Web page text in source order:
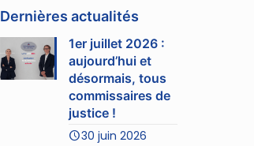
Dernières actualités
1er juillet 2026 :
aujourd’hui et
désormais, tous
commissaires de
justice !
30 juin 2026